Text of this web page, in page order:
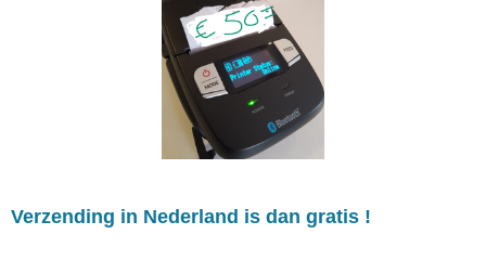
Verzending in Nederland is dan gratis !